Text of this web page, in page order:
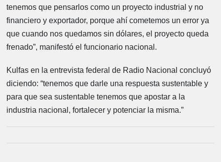
tenemos que pensarlos como un proyecto industrial y no
financiero y exportador, porque ahí cometemos un error ya
que cuando nos quedamos sin dólares, el proyecto queda
frenado”, manifestó el funcionario nacional.
Kulfas en la entrevista federal de Radio Nacional concluyó
diciendo: “tenemos que darle una respuesta sustentable y
para que sea sustentable tenemos que apostar a la
industria nacional, fortalecer y potenciar la misma.”